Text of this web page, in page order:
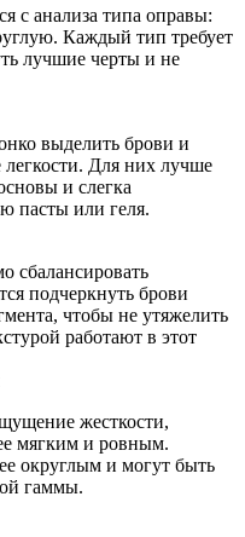
с анализа типа оправы:
Каждый тип требует
лучшие черты и не
выделить брови и
Для них лучше
и слегка
пасты или геля.
сбалансировать
подчеркнуть брови
чтобы не утяжелить
работают в этот
жесткости,
мягким и ровным.
округлым и могут быть
гаммы.